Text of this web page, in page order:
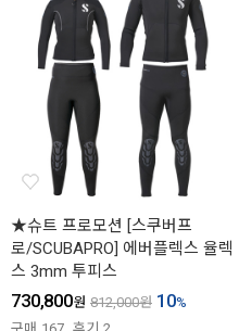
★슈트 프로모션 [스쿠버프
로/SCUBAPRO] 에버플렉스 율렉
스 3mm 투피스
730,800원 812,000원 10%